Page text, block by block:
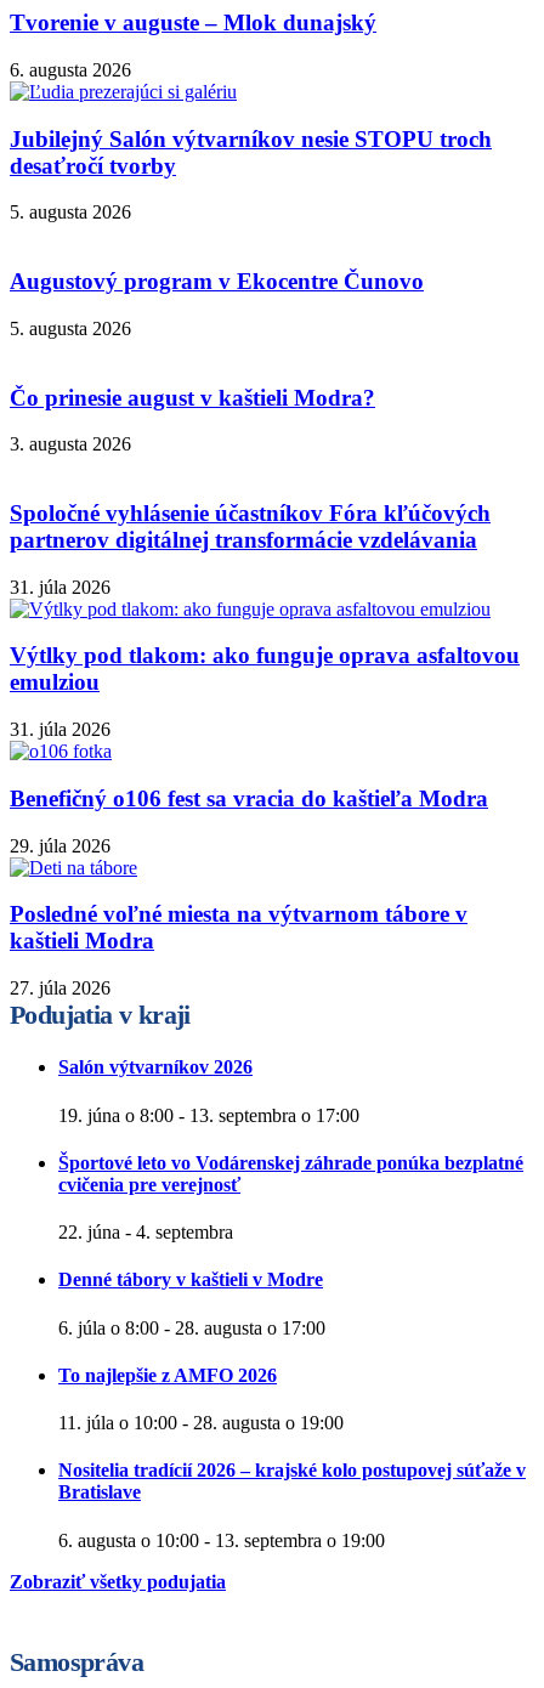
Tvorenie v auguste – Mlok dunajský
6. augusta 2026
Jubilejný Salón výtvarníkov nesie STOPU troch
desaťročí tvorby
5. augusta 2026
Augustový program v Ekocentre Čunovo
5. augusta 2026
Čo prinesie august v kaštieli Modra?
3. augusta 2026
Spoločné vyhlásenie účastníkov Fóra kľúčových
partnerov digitálnej transformácie vzdelávania
31. júla 2026
Výtlky pod tlakom: ako funguje oprava asfaltovou
emulziou
31. júla 2026
Benefičný o106 fest sa vracia do kaštieľa Modra
29. júla 2026
Posledné voľné miesta na výtvarnom tábore v
kaštieli Modra
27. júla 2026
Podujatia v kraji
Salón výtvarníkov 2026
19. júna o 8:00 - 13. septembra o 17:00
Športové leto vo Vodárenskej záhrade ponúka bezplatné
cvičenia pre verejnosť
22. júna - 4. septembra
Denné tábory v kaštieli v Modre
6. júla o 8:00 - 28. augusta o 17:00
To najlepšie z AMFO 2026
11. júla o 10:00 - 28. augusta o 19:00
Nositelia tradícií 2026 – krajské kolo postupovej súťaže v
Bratislave
6. augusta o 10:00 - 13. septembra o 19:00
Zobraziť všetky podujatia
Samospráva